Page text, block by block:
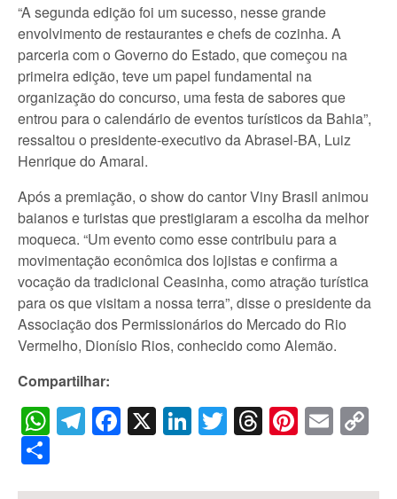
“A segunda edição foi um sucesso, nesse grande
envolvimento de restaurantes e chefs de cozinha. A
parceria com o Governo do Estado, que começou na
primeira edição, teve um papel fundamental na
organização do concurso, uma festa de sabores que
entrou para o calendário de eventos turísticos da Bahia”,
ressaltou o presidente-executivo da Abrasel-BA, Luiz
Henrique do Amaral.
Após a premiação, o show do cantor Viny Brasil animou
baianos e turistas que prestigiaram a escolha da melhor
moqueca. “Um evento como esse contribuiu para a
movimentação econômica dos lojistas e confirma a
vocação da tradicional Ceasinha, como atração turística
para os que visitam a nossa terra”, disse o presidente da
Associação dos Permissionários do Mercado do Rio
Vermelho, Dionísio Rios, conhecido como Alemão.
Compartilhar:
WhatsApp
Telegram
Facebook
X LinkedIn
Twitter
Threads